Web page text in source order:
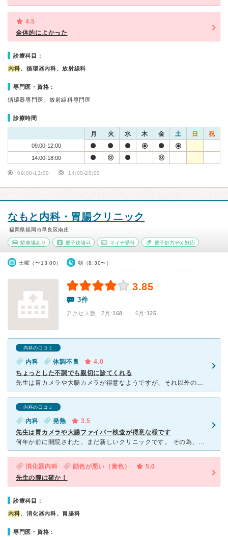
4.5
全体的によかった
診療科目：
内科、循環器内科、放射線科
専門医・資格：
循環器専門医、放射線科専門医
診療時間
月 火 水 木 金 土 日 祝
09:00-12:00
14:00-18:00
09:00-13:00 14:00-20:00
なもと内科・胃腸クリニック
福岡県福岡市早良区南庄
駐車場あり 電子決済可 マイナ受付 電子処方せん対応
土曜（〜13:00） 朝（8:30〜）
3.85
3件
アクセス数 7月:168 | 6月:125
内科の口コミ
内科 体調不良
4.0
ちょっとした不調でも親切に診てくれる
先生は胃カメラや大腸カメラが得意なようですが、それ以外の風邪などの細やかな症状でもとても丁寧に診てくださります。 診察開始時間も8時半からと早いので 仕事の前にいけてとても便利です。 受け付けの方
内科の口コミ
内科 発熱
3.5
先生は胃カメラや大腸ファイバー検査が得意な様です
何年か前に開院された、まだ新しいクリニックです。 その為、院内の設備は綺麗で新しいです。 子供は中学生から診ていただけます。 こちらの先生は胃カメラや大腸ファイバー等の検査が得意な様で、テレビ出
消化器内科 顔色が悪い（黄色）
5.0
先生の腕は確か！
診療科目：
内科、消化器内科、胃腸科
専門医・資格：